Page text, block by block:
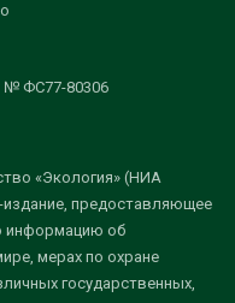
№ ФС77-80306
«Экология» (НИА
издание, предоставляющее
информацию об
мерах по охране
государственных,